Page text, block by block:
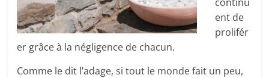
ent de
prolifér
er grâce à la négligence de chacun.
Comme le dit l’adage, si tout le monde fait un peu,